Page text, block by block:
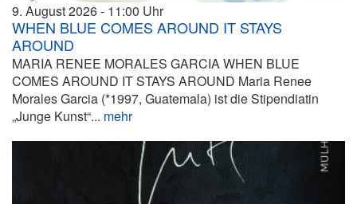
9. August 2026 11:00
WHEN BLUE COMES AROUND IT STAYS
AROUND
MARIA RENEE MORALES GARCIA WHEN BLUE
COMES AROUND IT STAYS AROUND Maria Renee
Morales Garcia (*1997, Guatemala) ist die Stipendiatin
„Junge Kunst“... mehr